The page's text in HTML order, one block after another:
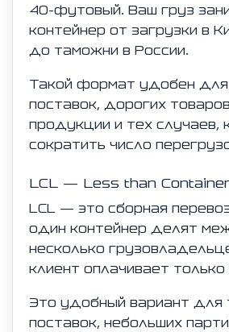
40-футовый. Ваш груз
контейнер от загрузки в
до таможни в России.
Такой формат удобен для
поставок, дорогих
продукции и тех случаев,
сократить число
LCL — Less than
LCL — это сборная
один контейнер делят
несколько
клиент оплачивает
Это удобный вариант для
поставок, небольших